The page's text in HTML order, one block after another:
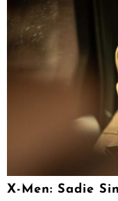
X-Men: Sadie